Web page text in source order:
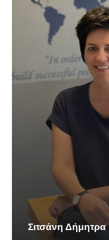
Σιτσάνη Δήμητρα